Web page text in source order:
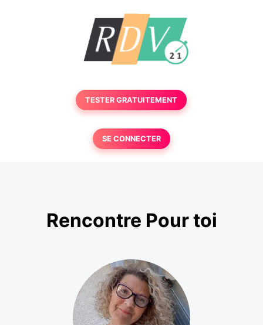
TESTER GRATUITEMENT
SE CONNECTER
Rencontre Pour toi